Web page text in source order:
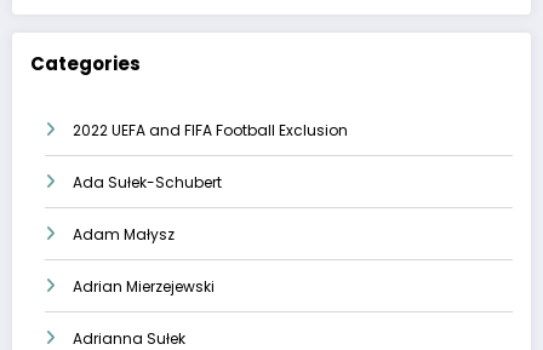
Categories
2022 UEFA and FIFA Football Exclusion
Ada Sułek-Schubert
Adam Małysz
Adrian Mierzejewski
Adrianna Sułek